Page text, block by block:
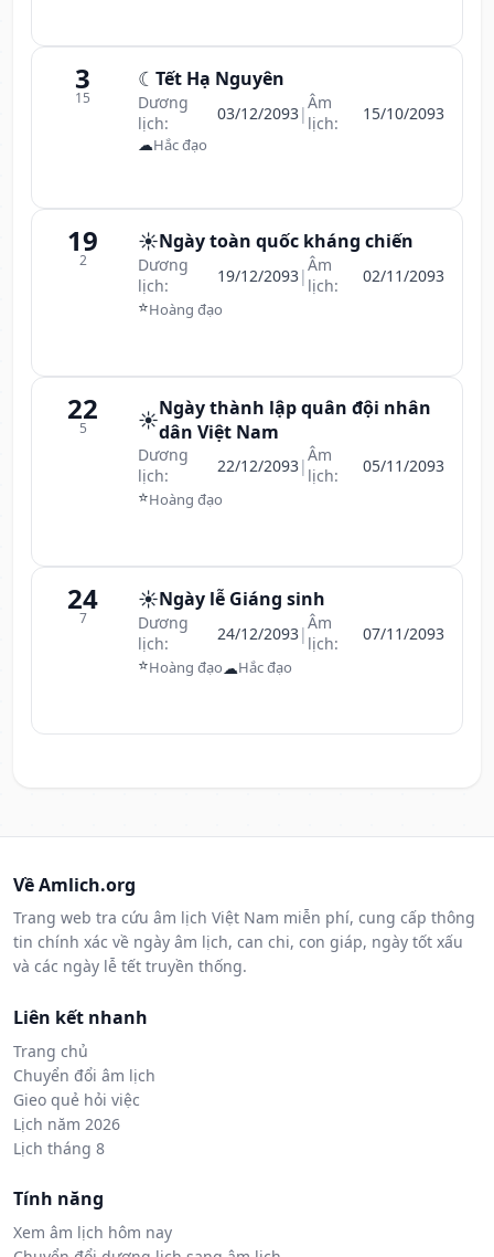
3
15
☾ Tết Hạ Nguyên
Dương
lịch:
03/12/2093|Âm
lịch:
15/10/2093
☁Hắc đạo
19
2
☀️Ngày toàn quốc kháng chiến
Dương
lịch:
19/12/2093|Âm
lịch:
02/11/2093
⭐Hoàng đạo
22
5 ☀️Ngày thành lập quân đội nhân
dân Việt Nam
Dương
lịch:
22/12/2093|Âm
lịch:
05/11/2093
⭐Hoàng đạo
24
7
☀️Ngày lễ Giáng sinh
Dương
lịch:
24/12/2093|Âm
lịch:
07/11/2093
⭐Hoàng đạo☁Hắc đạo
Về Amlich.org
Trang web tra cứu âm lịch Việt Nam miễn phí, cung cấp thông
tin chính xác về ngày âm lịch, can chi, con giáp, ngày tốt xấu
và các ngày lễ tết truyền thống.
Liên kết nhanh
Trang chủ
Chuyển đổi âm lịch
Gieo quẻ hỏi việc
Lịch năm 2026
Lịch tháng 8
Tính năng
Xem âm lịch hôm nay